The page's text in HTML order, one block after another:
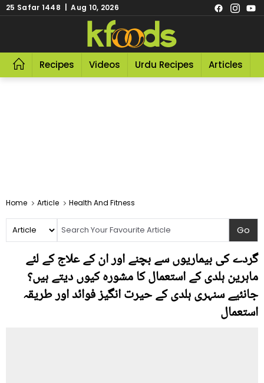
25 Safar 1448 | Aug 10, 2026
Recipes Videos Urdu Recipes Articles
Home Article Health And Fitness
گردے کی بیماریوں سے بچنے اور ان کے علاج کے لئے
ماہرین ہلدی کے استعمال کا مشورہ کیوں دیتے ہیں؟
جانئیے سنہری ہلدی کے حیرت انگیز فوائد اور طریقہ
استعمال